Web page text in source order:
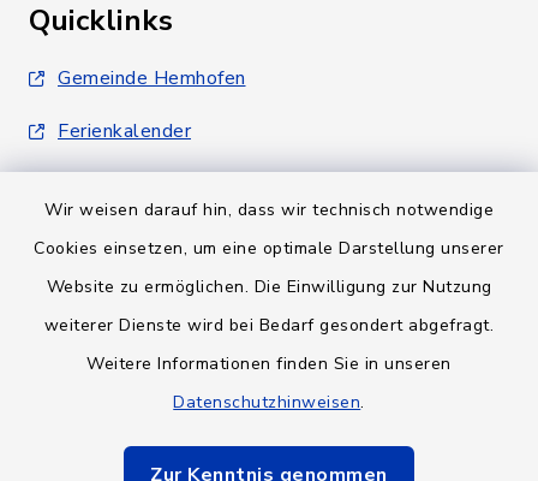
Wir weisen darauf hin, dass wir technisch notwendige
Cookies einsetzen, um eine optimale Darstellung unserer
Website zu ermöglichen. Die Einwilligung zur Nutzung
weiterer Dienste wird bei Bedarf gesondert abgefragt.
Weitere Informationen finden Sie in unseren
Datenschutzhinweisen.
Zur Kenntnis genommen
Quicklinks
Gemeinde Hemhofen
Ferienkalender
Barrierefreiheit